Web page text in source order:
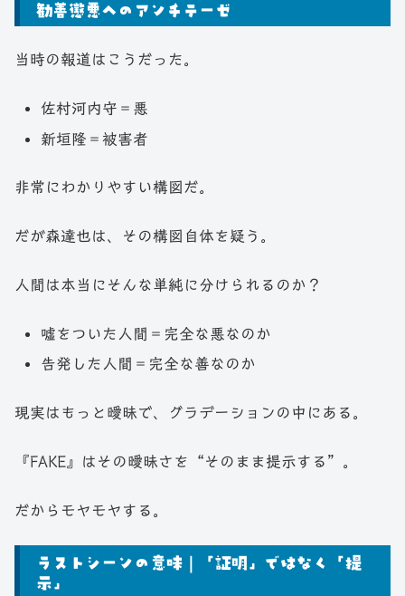
勧善懲悪へのアンチテーゼ
当時の報道はこうだった。
佐村河内守＝悪
新垣隆＝被害者
非常にわかりやすい構図だ。
だが森達也は、その構図自体を疑う。
人間は本当にそんな単純に分けられるのか？
嘘をついた人間＝完全な悪なのか
告発した人間＝完全な善なのか
現実はもっと曖昧で、グラデーションの中にある。
『FAKE』はその曖昧さを“そのまま提示する”。
だからモヤモヤする。
ラストシーンの意味｜「証明」ではなく「提
示」